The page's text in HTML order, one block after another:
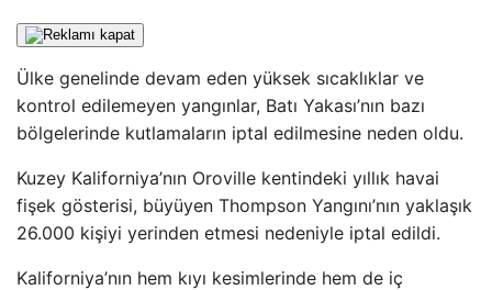
Ülke genelinde devam eden yüksek sıcaklıklar ve
kontrol edilemeyen yangınlar, Batı Yakası’nın bazı
bölgelerinde kutlamaların iptal edilmesine neden oldu.
Kuzey Kaliforniya’nın Oroville kentindeki yıllık havai
fişek gösterisi, büyüyen Thompson Yangını’nın yaklaşık
26.000 kişiyi yerinden etmesi nedeniyle iptal edildi.
Kaliforniya’nın hem kıyı kesimlerinde hem de iç